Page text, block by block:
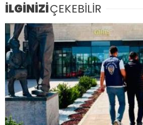
İLGİNİZİÇEKEBİLİR